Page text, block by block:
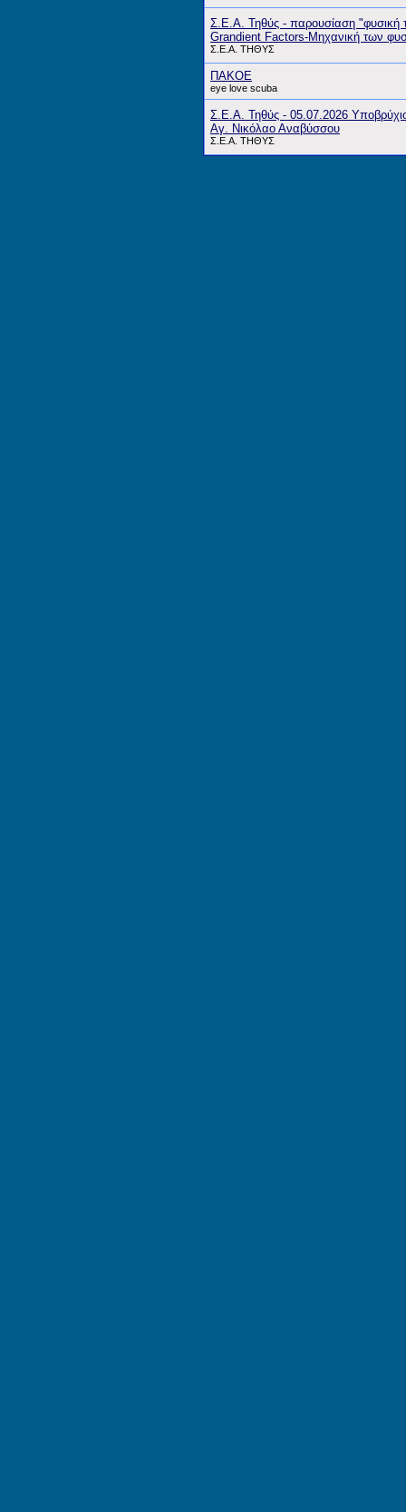
Σ.Ε.Α. Τηθύς - παρουσίαση "φυσική
Grandient Factors-Μηχανική των
Σ.Ε.Α. ΤΗΘΥΣ
ΠΑΚΟΕ
eye love scuba
Σ.Ε.Α. Τηθύς - 05.07.2026
Αγ. Νικόλαο Αναβύσσου
Σ.Ε.Α. ΤΗΘΥΣ